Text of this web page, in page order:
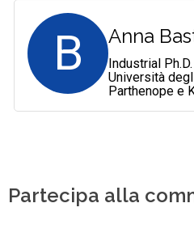
B Anna
Industrial
Università
Parthenope e
Partecipa alla